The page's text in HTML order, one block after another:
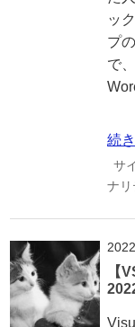
ッ
プ
で
続
サ
ナリ
【